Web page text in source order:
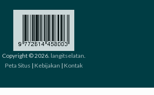
Copyright © 2026. langitselatan.
Peta Situs | Kebijakan | Kontak